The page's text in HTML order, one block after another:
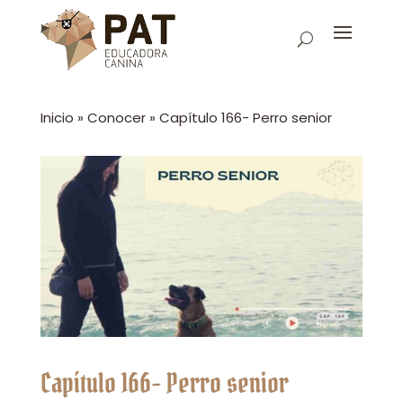
Inicio » Conocer» Capítulo 166- Perro senior
Capítulo 166- Perro senior